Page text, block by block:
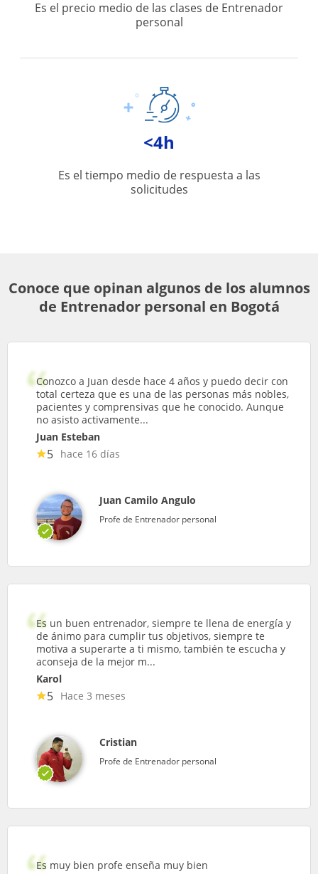
Es el precio medio de las clases de Entrenador
personal
<4h
Es el tiempo medio de respuesta a las
solicitudes
Conoce que opinan algunos de los alumnos
de Entrenador personal en Bogotá
Conozco a Juan desde hace 4 años y puedo decir con
total certeza que es una de las personas más nobles,
pacientes y comprensivas que he conocido. Aunque
no asisto activamente...
Juan Esteban
5 hace 16 días
Juan Camilo Angulo
Profe de Entrenador personal
Es un buen entrenador, siempre te llena de energía y
de ánimo para cumplir tus objetivos, siempre te
motiva a superarte a ti mismo, también te escucha y
aconseja de la mejor m...
Karol
5 Hace 3 meses
Cristian
Profe de Entrenador personal
Es muy bien profe enseña muy bien